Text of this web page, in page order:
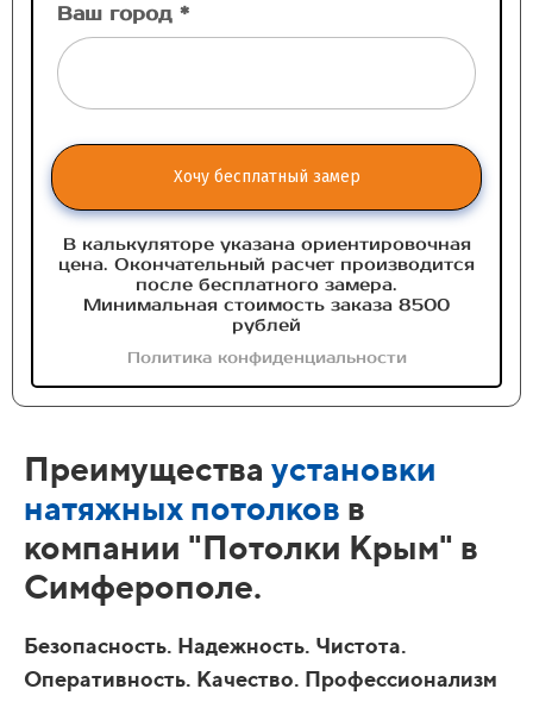
Ваш город *
Хочу бесплатный замер
В калькуляторе указана ориентировочная
цена. Окончательный расчет производится
после бесплатного замера.
Минимальная стоимость заказа 8500
рублей
Политика конфиденциальности
Преимущества установки
натяжных потолков в
компании "Потолки Крым" в
Симферополе.
Безопасность. Надежность. Чистота.
Оперативность. Качество. Профессионализм